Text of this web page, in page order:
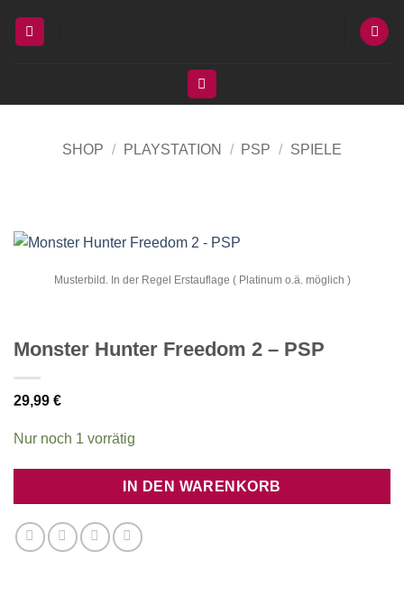
Inhalt
SHOP / PLAYSTATION / PSP / SPIELE
Musterbild. In der Regel Erstauflage ( Platinum o.ä. möglich )
Monster Hunter Freedom 2 – PSP
29,99 €
Nur noch 1 vorrätig
IN DEN WARENKORB